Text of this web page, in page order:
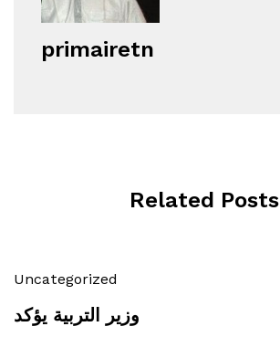
primairetn
Related Posts
Uncategorized
وزير التربية يؤكد